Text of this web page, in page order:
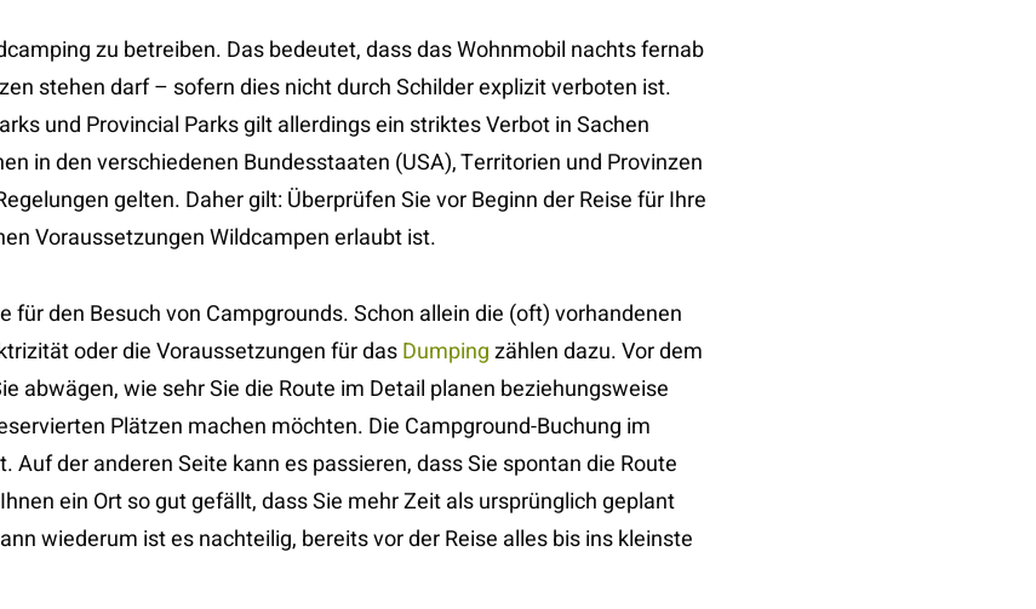
zu betreiben. Das bedeutet, dass das Wohnmobil nachts fernab
stehen darf – sofern dies nicht durch Schilder explizit verboten ist.
und Provincial Parks gilt allerdings ein striktes Verbot in Sachen
in den verschiedenen Bundesstaaten (USA), Territorien und Provinzen
gelten. Daher gilt: Überprüfen Sie vor Beginn der Reise für Ihre
Voraussetzungen Wildcampen erlaubt ist.
für den Besuch von Campgrounds. Schon allein die (oft) vorhandenen
oder die Voraussetzungen für dasDumpingzählen dazu. Vor dem
abwägen, wie sehr Sie die Route im Detail planen beziehungsweise
Plätzen machen möchten. Die Campground-Buchung im
Auf der anderen Seite kann es passieren, dass Sie spontan die Route
ein Ort so gut gefällt, dass Sie mehr Zeit als ursprünglich geplant
wiederum ist es nachteilig, bereits vor der Reise alles bis ins kleinste